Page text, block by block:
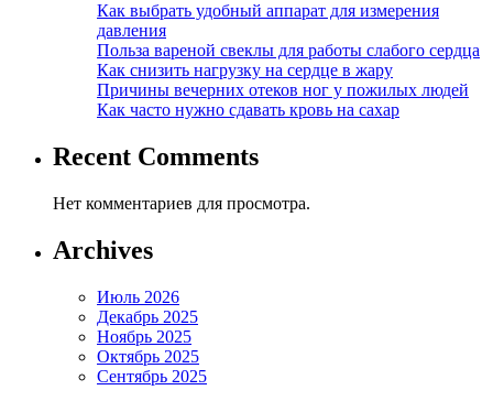
Как выбрать удобный аппарат для измерения
давления
Польза вареной свеклы для работы слабого сердца
Как снизить нагрузку на сердце в жару
Причины вечерних отеков ног у пожилых людей
Как часто нужно сдавать кровь на сахар
Recent Comments
Нет комментариев для просмотра.
Archives
Июль 2026
Декабрь 2025
Ноябрь 2025
Октябрь 2025
Сентябрь 2025